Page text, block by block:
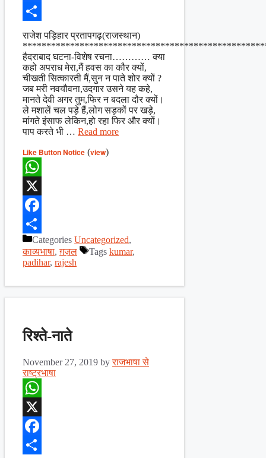
Facebook
Share
राजेश पड़िहार प्रतापगढ़(राजस्थान)
हैदराबाद घटना-विशेष रचना………… क्या
कहो अपराध मेरा,मैं हवस का कौर क्यों,
चीखती सित्कारती मैं,सुन न पाते शोर क्यों ?
जब मरी नवयौवना,उदगार उसने यह कहे,
मानते देवी अगर तुम,फिर न बदला दौर क्यों।
ले मशालें चल पड़े हैं,लोग सड़कों पर खड़े,
मांगते इंसाफ लेकिन,हो रहा फिर और क्यों।
पाप करते भी … Read more
Like Button Notice (view)
WhatsApp
X
Facebook
ShareCategories Uncategorized,
काव्यभाषा,ग़ज़ल Tags kumar,
padihar, rajesh
रिश्ते-नाते
November 27, 2019 byराजभाषा से
राष्ट्रभाषा
WhatsApp
X
Facebook